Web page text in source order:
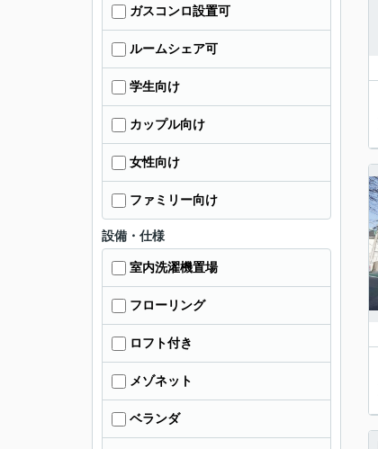
ガスコンロ設置可
ルームシェア可
学生向け
カップル向け
女性向け
ファミリー向け
設備・仕様
室内洗濯機置場
フローリング
ロフト付き
メゾネット
ベランダ